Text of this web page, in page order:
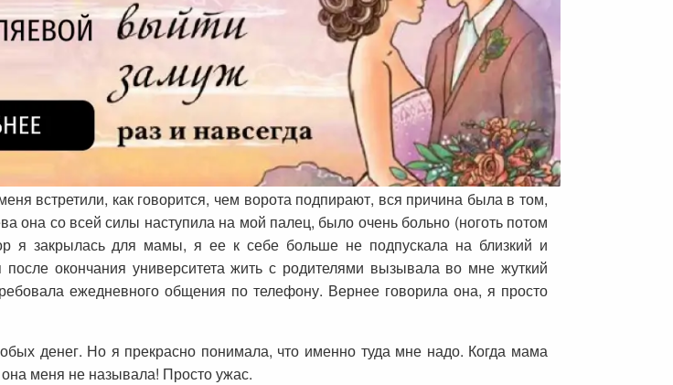
встретили, как говорится, чем ворота подпирают, вся причина была в том,
она со всей силы наступила на мой палец, было очень больно (ноготь потом
я закрылась для мамы, я ее к себе больше не подпускала на близкий и
окончания университета жить с родителями вызывала во мне жуткий
ежедневного общения по телефону. Вернее говорила она, я просто
денег. Но я прекрасно понимала, что именно туда мне надо. Когда мама
меня не называла! Просто ужас.